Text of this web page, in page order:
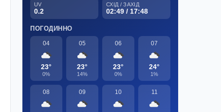
UV
0.2
СХІД / ЗАХІД
02:49 / 17:48
ПОГОДИННО
04
23°
0%
05
23°
14%
06
23°
0%
07
24°
1%
08 09 10 11